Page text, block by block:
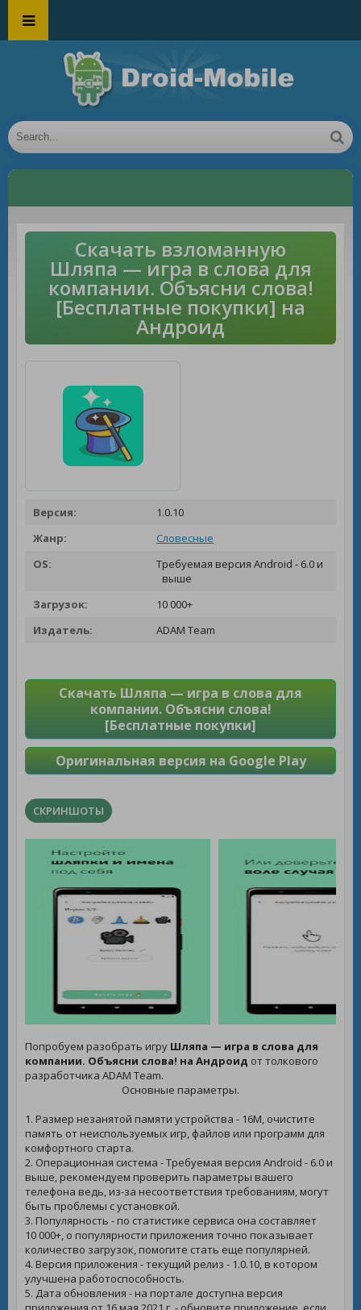
Скачать взломанную
Шляпа — игра в слова для
компании. Объясни слова!
[Бесплатные покупки] на
Андроид
Версия:
1.0.10
Жанр:
Словесные
OS:
Требуемая версия Android - 6.0 и
выше
Загрузок:
10 000+
Издатель:
ADAM Team
Скачать Шляпа — игра в слова для
компании. Объясни слова!
[Бесплатные покупки]
Оригинальная версия на Google Play
СКРИНШОТЫ
Попробуем разобрать игру Шляпа — игра в слова для
компании. Объясни слова! на Андроид от толкового
разработчика ADAM Team.
Основные параметры.
1. Размер незанятой памяти устройства - 16M, очистите
память от неиспользуемых игр, файлов или программ для
комфортного старта.
2. Операционная система - Требуемая версия Android - 6.0 и
выше, рекомендуем проверить параметры вашего
телефона ведь, из-за несоответствия требованиям, могут
быть проблемы с установкой.
3. Популярность - по статистике сервиса она составляет
10 000+, о популярности приложения точно показывает
количество загрузок, помогите стать еще популярней.
4. Версия приложения - текущий релиз - 1.0.10, в котором
улучшена работоспособность.
5. Дата обновления - на портале доступна версия